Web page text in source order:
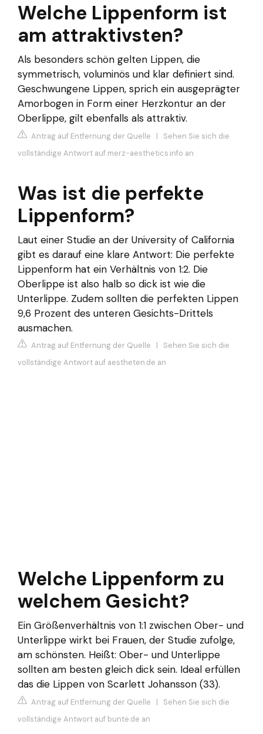
Welche Lippenform ist
am attraktivsten?
Als besonders schön gelten Lippen, die
symmetrisch, voluminös und klar definiert sind.
Geschwungene Lippen, sprich ein ausgeprägter
Amorbogen in Form einer Herzkontur an der
Oberlippe, gilt ebenfalls als attraktiv.
Antrag auf Entfernung der Quelle | Sehen Sie sich die
vollständige Antwort auf merz-aesthetics.info an
Was ist die perfekte
Lippenform?
Laut einer Studie an der University of California
gibt es darauf eine klare Antwort: Die perfekte
Lippenform hat ein Verhältnis von 1:2. Die
Oberlippe ist also halb so dick ist wie die
Unterlippe. Zudem sollten die perfekten Lippen
9,6 Prozent des unteren Gesichts-Drittels
ausmachen.
Antrag auf Entfernung der Quelle | Sehen Sie sich die
vollständige Antwort auf aestheten.de an
Welche Lippenform zu
welchem Gesicht?
Ein Größenverhältnis von 1:1 zwischen Ober- und
Unterlippe wirkt bei Frauen, der Studie zufolge,
am schönsten. Heißt: Ober- und Unterlippe
sollten am besten gleich dick sein. Ideal erfüllen
das die Lippen von Scarlett Johansson (33).
Antrag auf Entfernung der Quelle | Sehen Sie sich die
vollständige Antwort auf bunte.de an